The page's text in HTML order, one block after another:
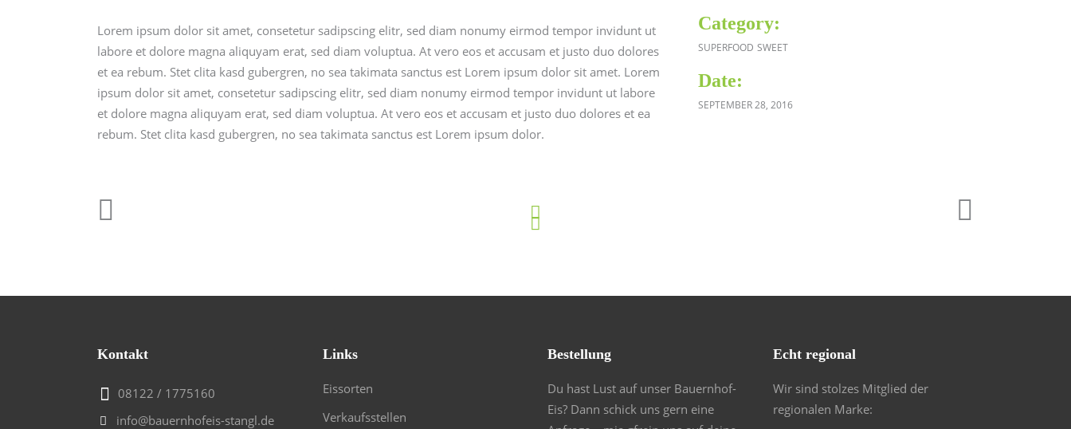
Lorem ipsum dolor sit amet, consetetur sadipscing elitr, sed diam nonumy eirmod tempor invidunt ut
labore et dolore magna aliquyam erat, sed diam voluptua. At vero eos et accusam et justo duo dolores
et ea rebum. Stet clita kasd gubergren, no sea takimata sanctus est Lorem ipsum dolor sit amet. Lorem
ipsum dolor sit amet, consetetur sadipscing elitr, sed diam nonumy eirmod tempor invidunt ut labore
et dolore magna aliquyam erat, sed diam voluptua. At vero eos et accusam et justo duo dolores et ea
rebum. Stet clita kasd gubergren, no sea takimata sanctus est Lorem ipsum dolor.
Category:
SUPERFOOD SWEET
Date:
SEPTEMBER 28, 2016
Kontakt
08122 / 1775160
info@bauernhofeis-stangl.de
Links
Eissorten
Verkaufsstellen
Bestellung
Du hast Lust auf unser Bauernhof-
Eis? Dann schick uns gern eine
Echt regional
Wir sind stolzes Mitglied der
regionalen Marke: